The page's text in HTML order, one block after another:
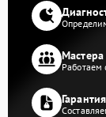
Работаем